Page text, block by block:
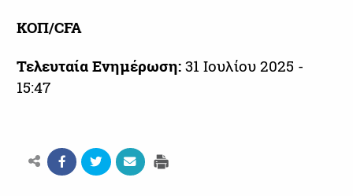
ΚΟΠ/CFA
Τελευταία Ενημέρωση:31 Ιουλίου 2025 -
15:47